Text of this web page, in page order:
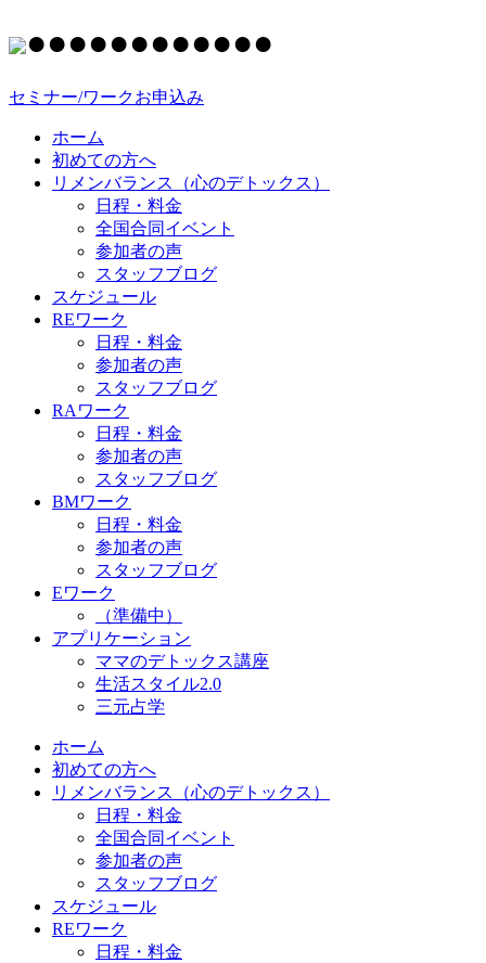
●●●●●●●●●●●●
セミナー/ワークお申込み
ホーム
初めての方へ
リメンバランス（心のデトックス）
日程・料金
全国合同イベント
参加者の声
スタッフブログ
スケジュール
REワーク
日程・料金
参加者の声
スタッフブログ
RAワーク
日程・料金
参加者の声
スタッフブログ
BMワーク
日程・料金
参加者の声
スタッフブログ
Eワーク
（準備中）
アプリケーション
ママのデトックス講座
生活スタイル2.0
三元占学
ホーム
初めての方へ
リメンバランス（心のデトックス）
日程・料金
全国合同イベント
参加者の声
スタッフブログ
スケジュール
REワーク
日程・料金